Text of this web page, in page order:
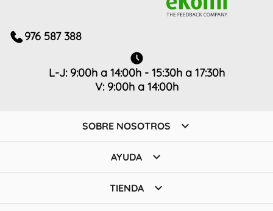
976 587 388
L-J: 9:00h a 14:00h - 15:30h a 17:30h
V: 9:00h a 14:00h
SOBRE NOSOTROS 
AYUDA 
TIENDA 